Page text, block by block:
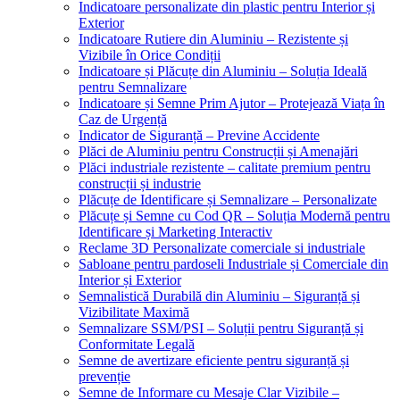
Indicatoare personalizate din plastic pentru Interior și
Exterior
Indicatoare Rutiere din Aluminiu – Rezistente și
Vizibile în Orice Condiții
Indicatoare și Plăcuțe din Aluminiu – Soluția Ideală
pentru Semnalizare
Indicatoare și Semne Prim Ajutor – Protejează Viața în
Caz de Urgență
Indicator de Siguranță – Previne Accidente
Plăci de Aluminiu pentru Construcții și Amenajări
Plăci industriale rezistente – calitate premium pentru
construcții și industrie
Plăcuțe de Identificare și Semnalizare – Personalizate
Plăcuțe și Semne cu Cod QR – Soluția Modernă pentru
Identificare și Marketing Interactiv
Reclame 3D Personalizate comerciale si industriale
Sabloane pentru pardoseli Industriale și Comerciale din
Interior și Exterior
Semnalistică Durabilă din Aluminiu – Siguranță și
Vizibilitate Maximă
Semnalizare SSM/PSI – Soluții pentru Siguranță și
Conformitate Legală
Semne de avertizare eficiente pentru siguranță și
prevenție
Semne de Informare cu Mesaje Clar Vizibile –